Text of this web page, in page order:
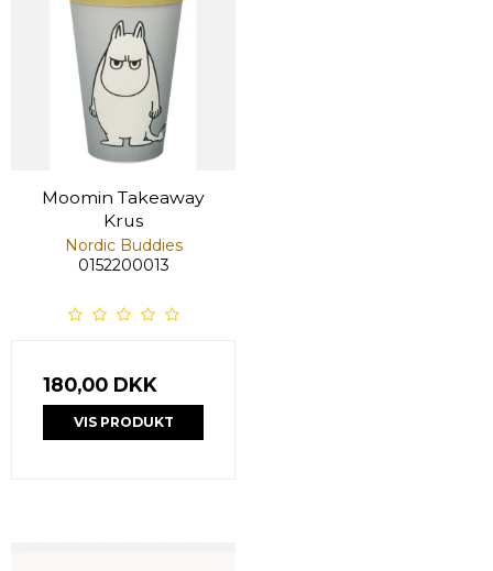
Moomin Takeaway
Krus
Nordic Buddies
0152200013
180,00 DKK
VIS PRODUKT